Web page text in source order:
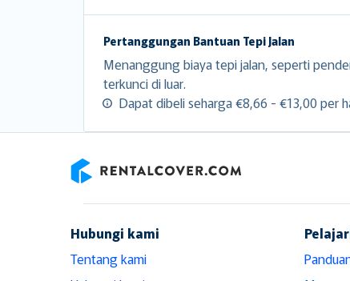
Pertanggungan Bantuan Tepi Jalan
Menanggung biaya tepi jalan, seperti
terkunci di luar.
Dapat dibeli seharga €8,66 - €13,00 per
Hubungi kami
Tentang kami